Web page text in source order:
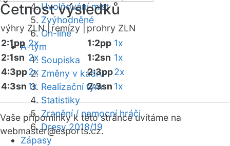
Uvolňování míst
Zvýhodněné
On-line
A-tým
Soupiska
Změny v kádru
Realizační tým
Statistiky
Zranění / nemocní hráči
Dresy 2018/19
Zápasy
Četnost výsledků
výhry ZLN | remízy |
prohry ZLN
2:1pp 2x
2:1sn 2x
4:3pp2x
4:3sn 1x
1:2pp 1x
1:2sn 1x
2:3pp2x
2:3sn 1x
Vaše připomínky k této stránce uvítáme na
webmaster@esports.cz.